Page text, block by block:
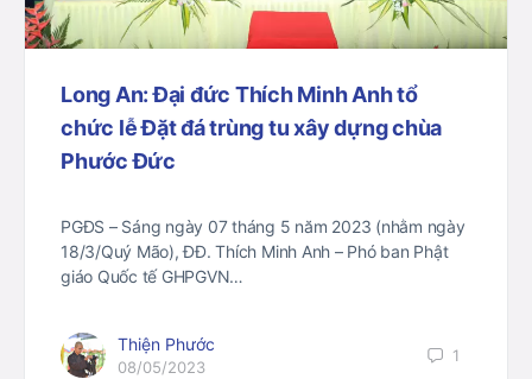
Long An: Đại đức Thích Minh Anh tổ
chức lễ Đặt đá trùng tu xây dựng chùa
Phước Đức
PGĐS – Sáng ngày 07 tháng 5 năm 2023 (nhằm ngày
18/3/Quý Mão), ĐĐ. Thích Minh Anh – Phó ban Phật
giáo Quốc tế GHPGVN…
Thiện Phước
08/05/2023
1